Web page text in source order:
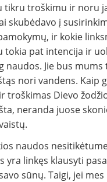
tikru troškimu ir noru
skubėdavo į
ir kokie
tokia pat intencija ir
naudos. Jie bus
nori vandens. Kaip
troš­kimas Dievo
neranda juose
naudos
yra lin­kęs klausyti
sūnų. Taigi, jei